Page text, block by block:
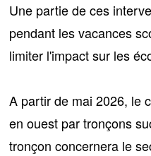
Une partie de ces
pendant lesvacances
limiter l'impact sur les
A partir de mai 2026, le
en ouest par tronçons
tronçon concernera le